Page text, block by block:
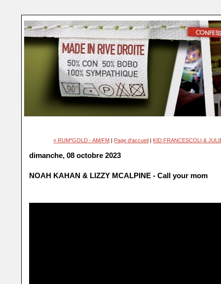
« RUM*GOLD - AM/FM | Page d'accueil | KID FRANCESCOLI &
dimanche, 08 octobre 2023
NOAH KAHAN & LIZZY MCALPINE - Call your mom